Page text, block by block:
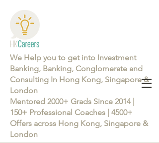
We Help you to get into Investment
Banking, Banking, Conglomerate and
Consulting In Hong Kong, Singapore &
London
Mentored 2000+ Grads Since 2014 |
150+ Professional Coaches | 4500+
Offers across Hong Kong, Singapore &
London